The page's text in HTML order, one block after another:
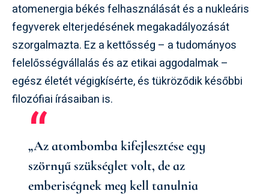
atomenergia békés felhasználását és a nukleáris
fegyverek elterjedésének megakadályozását
szorgalmazta. Ez a kettősség – a tudományos
felelősségvállalás és az etikai aggodalmak –
egész életét végigkísérte, és tükröződik későbbi
filozófiai írásaiban is.
„Az atombomba kifejlesztése egy
szörnyű szükséglet volt, de az
emberiségnek meg kell tanulnia